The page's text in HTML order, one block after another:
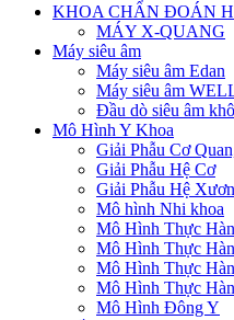
KHOA CHẨN ĐOÁN
MÁY X-QUANG
Máy siêu âm
Máy siêu âm Edan
Máy siêu âm
Đầu dò siêu âm
Mô Hình Y Khoa
Giải Phẫu Cơ
Giải Phẫu Hệ Cơ
Giải Phẫu Hệ
Mô hình Nhi khoa
Mô Hình Thực
Mô Hình Thực
Mô Hình Thực
Mô Hình Thực
Mô Hình Đông Y